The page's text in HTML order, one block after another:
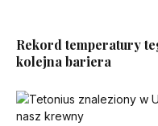
Rekord temperatury
kolejna bariera